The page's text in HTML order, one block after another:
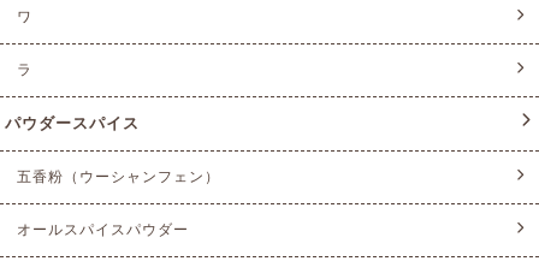
ワ
ラ
パウダースパイス
五香粉（ウーシャンフェン）
オールスパイスパウダー